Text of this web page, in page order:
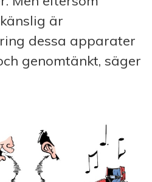
är
dessa apparater
genomtänkt, säger